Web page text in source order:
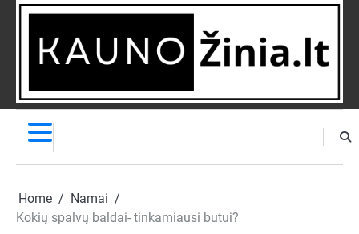
Skip
NAUJIENĄ
Home
Namai
Kokių spalvų baldai- tinkamiausi butui?